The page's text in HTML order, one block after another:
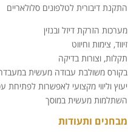
התקנת דיבורית לטלפונים סלולאריים
מערכות הזרקת דיזל ובנזין
זיווד, צימות וחיווט
תקלות, וצורות בדיקה
בקורס משולבת עבודה מעשית במעבדה
יעוץ וליווי מקצועי לאפשרות לפתיחת
השתלמות מעשית במוסך
מבחנים ותעודות